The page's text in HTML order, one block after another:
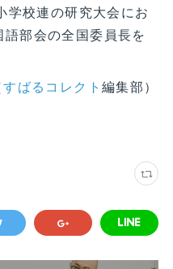
学校連の研究大会にお
部会の全国委員長を
すばるコレクト編集部）